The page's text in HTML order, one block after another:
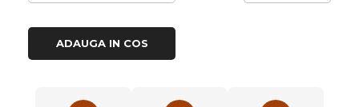
ADAUGA IN COS